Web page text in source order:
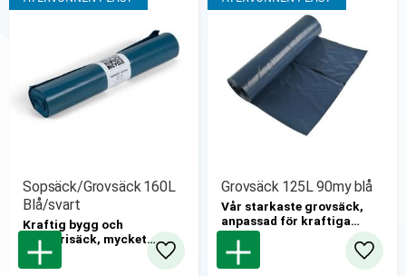
6rl/kartong
Sopsäck/Grovsäck 160L
Blå/svart
​Kraftig bygg och
industrisäck, mycket
resistent mot stick- och
rivskador, tack vare sin Lägg till i favoriter
Grovsäck 125L 90my blå
​Vår starkaste grovsäck,
anpassad för kraftiga
påfrestningar inom bygg
och industri som avfall inom
dessa kategorier medför.Lägg